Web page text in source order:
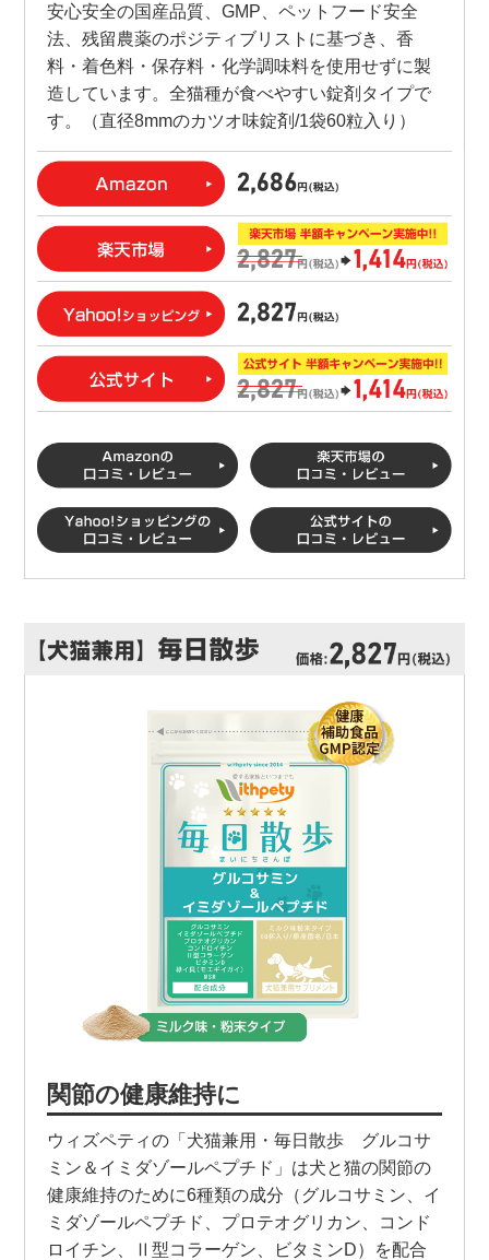
安心安全の国産品質、GMP、ペットフード安全
法、残留農薬のポジティブリストに基づき、香
料・着色料・保存料・化学調味料を使用せずに製
造しています。全猫種が食べやすい錠剤タイプで
す。（直径8mmのカツオ味錠剤/1袋60粒入り）
関節の健康維持に
ウィズペティの「犬猫兼用・毎日散歩 グルコサ
ミン＆イミダゾールペプチド」は犬と猫の関節の
健康維持のために6種類の成分（グルコサミン、イ
ミダゾールペプチド、プロテオグリカン、コンド
ロイチン、Ⅱ型コラーゲン、ビタミンD）を配合